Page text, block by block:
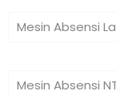
Mesin Absensi
Mesin Absensi